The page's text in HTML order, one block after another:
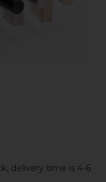
delivery time is 4-6